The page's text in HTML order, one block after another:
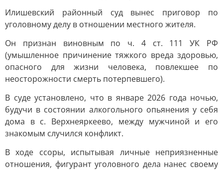
Илишевский районный суд вынес приговор по
уголовному делу в отношении местного жителя.
Он признан виновным по ч. 4 ст. 111 УК РФ
(умышленное причинение тяжкого вреда здоровью,
опасного для жизни человека, повлекшее по
неосторожности смерть потерпевшего).
В суде установлено, что в январе 2026 года ночью,
будучи в состоянии алкогольного опьянения у себя
дома в с. Верхнеяркеево, между мужчиной и его
знакомым случился конфликт.
В ходе ссоры, испытывая личные неприязненные
отношения, фигурант уголовного дела нанес своему